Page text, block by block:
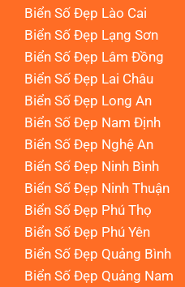
Biển Số Đẹp Lào Cai
Biển Số Đẹp Lạng Sơn
Biển Số Đẹp Lâm Đồng
Biển Số Đẹp Lai Châu
Biển Số Đẹp Long An
Biển Số Đẹp Nam Định
Biển Số Đẹp Nghệ An
Biển Số Đẹp Ninh Bình
Biển Số Đẹp Ninh Thuận
Biển Số Đẹp Phú Thọ
Biển Số Đẹp Phú Yên
Biển Số Đẹp Quảng Bình
Biển Số Đẹp Quảng Nam